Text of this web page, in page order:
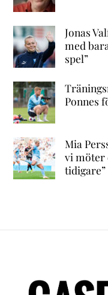
Jonas
med
spel”
Ponnes
Mia
vi möter
tidigare”